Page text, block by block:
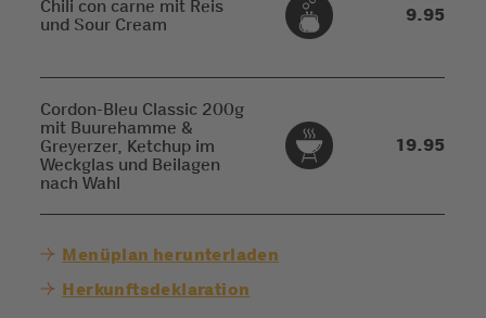
Chili con carne mit Reis
und Sour Cream
9.95
Cordon-Bleu Classic 200g
mit Buurehamme &
Greyerzer, Ketchup im
Weckglas und Beilagen
nach Wahl
19.95
Menüplan herunterladen
Herkunftsdeklaration